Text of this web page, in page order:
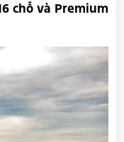
chỗ và Premium